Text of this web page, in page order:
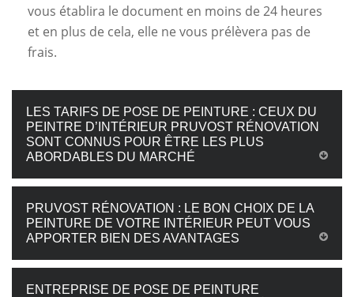
vous établira le document en moins de 24 heures
et en plus de cela, elle ne vous prélèvera pas de
frais.
LES TARIFS DE POSE DE PEINTURE : CEUX DU
PEINTRE D’INTÉRIEUR PRUVOST RÉNOVATION
SONT CONNUS POUR ÊTRE LES PLUS
ABORDABLES DU MARCHÉ
PRUVOST RÉNOVATION : LE BON CHOIX DE LA
PEINTURE DE VOTRE INTÉRIEUR PEUT VOUS
APPORTER BIEN DES AVANTAGES
ENTREPRISE DE POSE DE PEINTURE